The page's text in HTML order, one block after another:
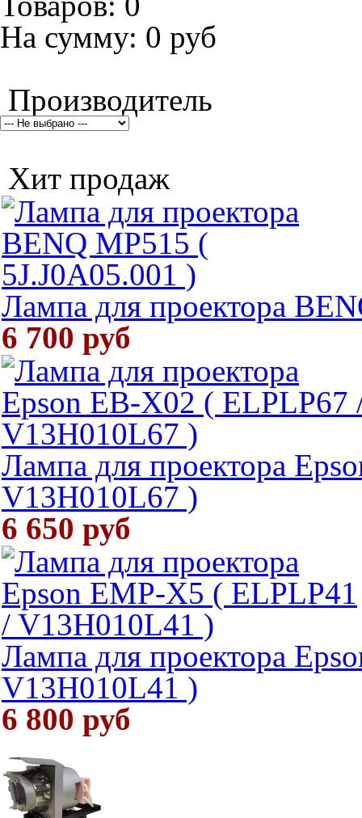
На сумму: 0 руб
Производитель
Хит продаж
Лампа для проектора
6 700 руб
Лампа для проектора
V13H010L67 )
6 650 руб
Лампа для проектора
V13H010L41 )
6 800 руб